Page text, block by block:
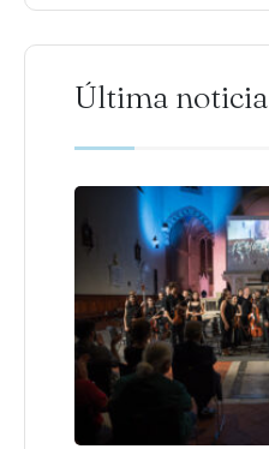
Última noticia